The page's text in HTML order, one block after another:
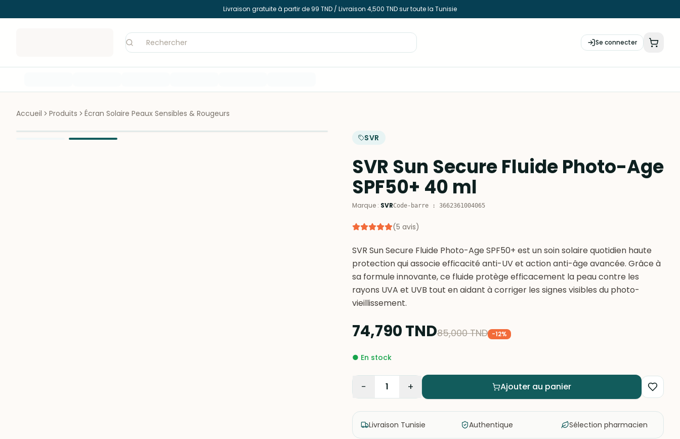
Livraison gratuite à partir de 99 TND / Livraison 4,500 TND sur toute la Tunisie
Se connecter
Accueil Produits Écran Solaire Peaux Sensibles & Rougeurs
SVR
SVR Sun Secure Fluide Photo-Age
SPF50+ 40 ml
Marque : SVRCode-barre : 3662361004065
(5 avis)
SVR Sun Secure Fluide Photo-Age SPF50+ est un soin solaire quotidien haute
protection qui associe efficacité anti-UV et action anti-âge avancée. Grâce à
sa formule innovante, ce fluide protège efficacement la peau contre les
rayons UVA et UVB tout en aidant à corriger les signes visibles du photo-
74,790TND85,000 TND -12%
● En stock
− 1 + Ajouter au panier
Livraison Tunisie Authentique Sélection pharmacien